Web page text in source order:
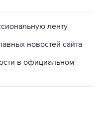
ленту
новостей сайта
в официальном